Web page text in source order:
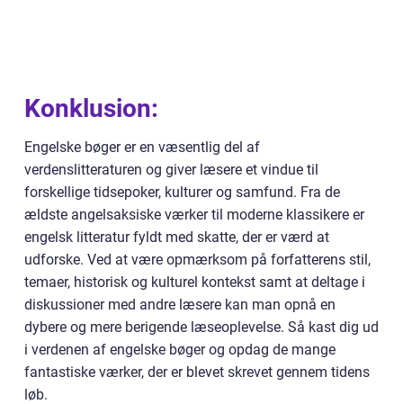
Konklusion:
Engelske bøger er en væsentlig del af
verdenslitteraturen og giver læsere et vindue til
forskellige tidsepoker, kulturer og samfund. Fra de
ældste angelsaksiske værker til moderne klassikere er
engelsk litteratur fyldt med skatte, der er værd at
udforske. Ved at være opmærksom på forfatterens stil,
temaer, historisk og kulturel kontekst samt at deltage i
diskussioner med andre læsere kan man opnå en
dybere og mere berigende læseoplevelse. Så kast dig ud
i verdenen af engelske bøger og opdag de mange
fantastiske værker, der er blevet skrevet gennem tidens
løb.